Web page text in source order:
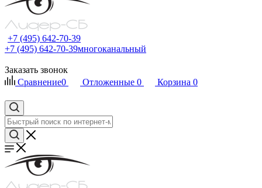
+7 (495) 642-70-39
+7 (495) 642-70-39многоканальный
Заказать звонок
Сравнение0 Отложенные 0 Корзина 0